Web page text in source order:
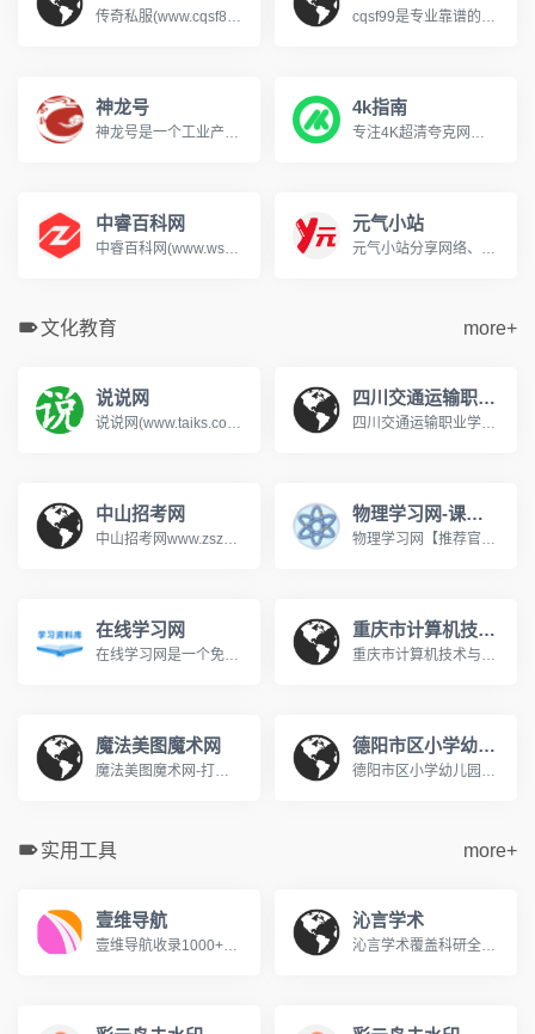
传奇私服(www.cqsf88.cc)，提供最新传奇私服发布网资讯，可以第一时间体验新开传奇SF、查找传奇SF发布网新区信息，包括1.76、复古、热血、变态、网通、三职业等多种热门玩法，还提供最新开区时间、版本细节、爆率介绍，支持筛选高爆服、散人好混服等其它，每天定时更新传奇游戏开服表，是玩家首选的搜服平台! cqsf99是专业靠谱的传奇私服发布网，专注收录全网优质新开传奇私服与各类传奇SF版本，涵盖复古、火龙、冰雪、微变等热门玩法，实时更新新开大区开服信息，精准筛选稳定长久的优质服务器，为传奇玩家提供便捷的找服渠道，是老玩家寻觅传奇私服的首选平台。
神龙号
神龙号是一个工业产品分类信息网络服务平台。整合工业产品（设备、材料、原料、材料、机械、五金、仪器仪表、配件、方案、服务、二手、出租等）分类产品信息，让用户快速精准检索到需求产品信息。同时设有产品排行榜单、产品品牌、品牌排行、行业专区、产品品类专区等栏目，帮助中小企业、厂商通过网络营销的方式宣传企业产品或服务，获得更多商机。
4k指南
专注4K超清夸克网盘分享
中睿百科网
中睿百科网(www.ws46.com)分享百科小知识，这里汇聚了知识问答、生活常识，帮助用户解决生活中的常见问题。
元气小站
元气小站分享网络、摄影写真图片、萌妹cosplay图片、AI原创漫画作品展示、文章故事等。
文化教育 more+
说说网
说说网(www.taiks.com)提供各种人生感悟的说说美文句子。有说说短句、说说美文、说说故事、说说作文及说说诗歌等,带给您最深的感动。
四川交通运输职业学校
四川交通运输职业学校是经四川省教育厅批准的国家公办普通全日制中等职业学校，始建于1958年，隶属于四川省交通运输厅。学校是国家中等职业教育改革发展示范校、交通运输部规范化学校、中国交通职业教育委员会副理事长单位、交通行业指导委员会汽车专委会副主任单位、成都市汽车职教集团和物流职教集团副理事长单位。www.028cdzsw.cn
中山招考网
中山招考网www.zszk.com咨询电话： 高考：89989283 成考：89989283 中考：89989285 研考：89989285 自考：89989286 社考：89989286 办公时间：周一至周五 上午：8：30-12：00 下午：14：30-17：30
物理学习网-课堂屋
物理学习网【推荐官网】,著名初中高中物理在线教育网,课堂屋运营。【八年级物理】【九年级物理】上册下册【高一物理】必修一必修二在线教育网站。国内最大的中学物理教学网站。http://www.ketangwu.com/
在线学习网
在线学习网是一个免费的在线学习网站，旨在为广大的学习爱好者提供一个学习交流的平台，在这里你可以学习各种知识，包括学习方法、英语学习、脑力提升、记忆力训练、时间管理等等，让我们一起学习分享成长！www.xuexi.la
重庆市计算机技术与软件专业技术资格（水平）考试报名网
重庆市计算机技术与软件专业技术资格（水平）考试报名网www.cqitrk.gov.cn计算机技术与软件专业技术资格（水平）考试（以下简称计算机软件考试）是原中国计算机软件专业技术资格和水平考试（简称软件考试）的完善与发展。这是由国家人力资源和社会保障部、工业和信息化部领导下的国家级考试，其目的是，科学、公正地对全国计算机与软件专业技术人员进行职业资格、专业技术资格认定和专业技术水平测试。
魔法美图魔术网
魔法美图魔术网-打造中国最好的魔术学习平台www.365magic.com欢迎光临魔法美图魔术网,这里有我们精心为您准备的魔术资讯、魔术表演欣赏、魔术教学及各类优质魔术道具。
德阳市区小学幼儿园入学服务平台
德阳市区小学幼儿园入学服务平台http://www.jyedu.ren/nurseryPc/index.html
实用工具 more+
壹维导航
壹维导航收录1000+优质设计工具、开发资源、在线工具，为设计师、开发者、站长提供便捷的网址导航服务。包含设计素材、编程开发、办公软件等分类。
沁言学术
沁言学术覆盖科研全流程服务:智能文献检索、结构化阅读、卡片笔记、格式引用与AI写作构思,助力内容产出效率提升10倍。